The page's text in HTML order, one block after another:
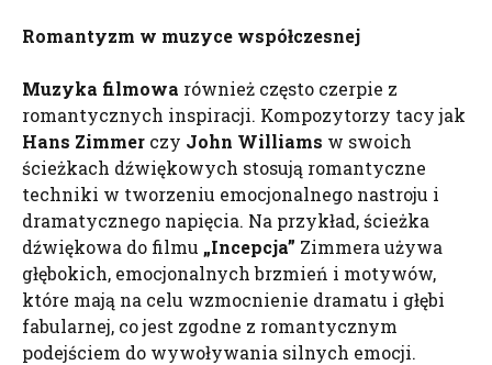
Romantyzm w muzyce współczesnej
Muzyka filmowa również często czerpie z
romantycznych inspiracji. Kompozytorzy tacy jak
Hans Zimmer czy John Williams w swoich
ścieżkach dźwiękowych stosują romantyczne
techniki w tworzeniu emocjonalnego nastroju i
dramatycznego napięcia. Na przykład, ścieżka
dźwiękowa do filmu „Incepcja” Zimmera używa
głębokich, emocjonalnych brzmień i motywów,
które mają na celu wzmocnienie dramatu i głębi
fabularnej, co jest zgodne z romantycznym
podejściem do wywoływania silnych emocji.